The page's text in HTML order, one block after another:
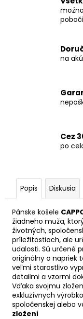
na
Cez
po
Popis Diskusia
Pánske košele
žiadneho muža,
životných,
príležitostiach, ale
udalosti. Sú určené
originálny a napriek
veľmi starostlivo
detailmi a vzormi
Vďaka svojmu
exkluzívnych
spoločenskej alebo
zložení